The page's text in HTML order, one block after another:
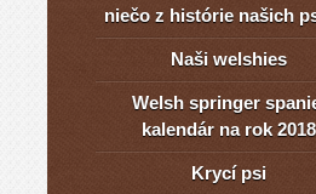
niečo z histórie našich
Naši welshies
Welsh springer
kalendár na rok 2018
Krycí psi